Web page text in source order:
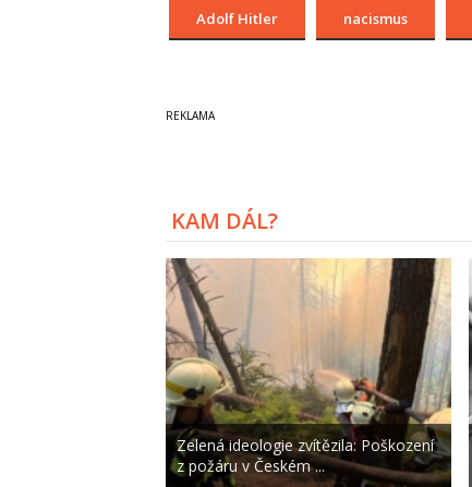
Adolf Hitler nacismus
KAM DÁL?
Zelená ideologie zvítězila: Poškození
z požáru v Českém ...